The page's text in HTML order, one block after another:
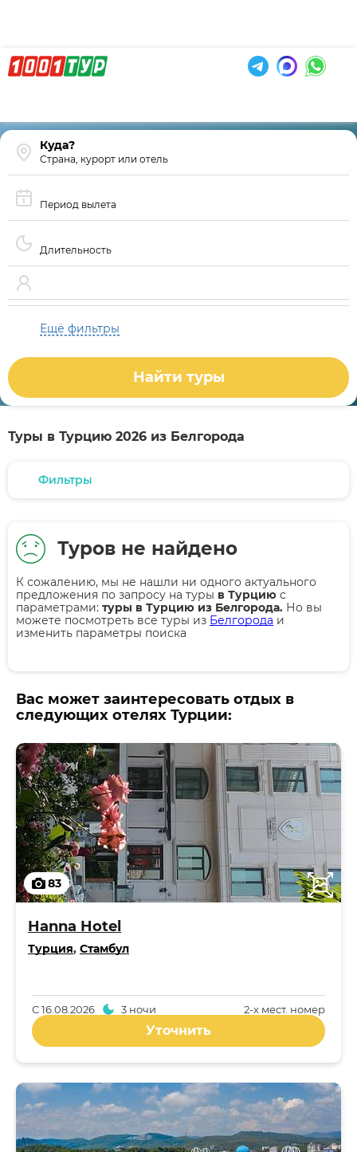
Страна, курорт или отель
Период вылета
Длительность
Ещё фильтры
Найти туры
Туры в Турцию 2026 из Белгорода
Фильтры
Туров не найдено
К сожалению, мы не нашли ни одного актуального
предложения по запросу на туры в Турцию с
параметрами: туры в Турцию из Белгорода. Но вы
можете посмотреть все туры из Белгорода и
изменить параметры поиска
Вас может заинтересовать отдых в
следующих отелях Турции:
83
Hanna Hotel
Турция, Стамбул
2-x мест. номер
С16.08.2026 3 ночи
Уточнить